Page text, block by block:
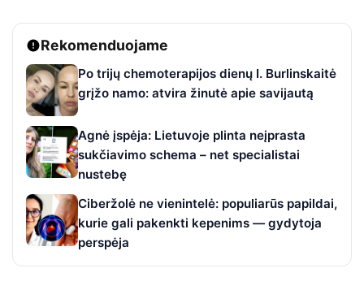
Rekomenduojame
Po trijų chemoterapijos dienų I. Burlinskaitė
grįžo namo: atvira žinutė apie savijautą
Agnė įspėja: Lietuvoje plinta neįprasta
sukčiavimo schema – net specialistai
nustebę
Ciberžolė ne vienintelė: populiarūs papildai,
kurie gali pakenkti kepenims — gydytoja
perspėja